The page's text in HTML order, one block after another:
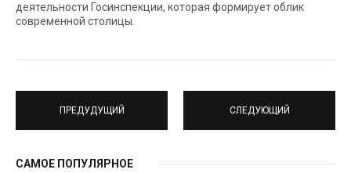
деятельности Госинспекции, которая формирует облик
современной столицы.
ПРЕДУДУЩИЙ СЛЕДУЮЩИЙ
САМОЕ ПОПУЛЯРНОЕ